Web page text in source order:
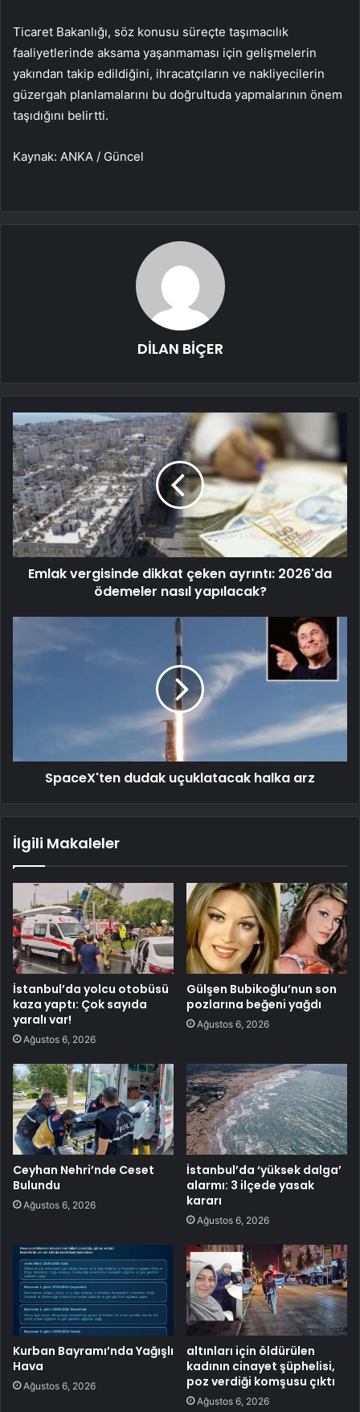
Ticaret Bakanlığı, söz konusu süreçte taşımacılık
faaliyetlerinde aksama yaşanmaması için gelişmelerin
yakından takip edildiğini, ihracatçıların ve nakliyecilerin
güzergah planlamalarını bu doğrultuda yapmalarının önem
taşıdığını belirtti.
Kaynak: ANKA / Güncel
DİLAN BİÇER
Emlak vergisinde dikkat çeken ayrıntı: 2026'da
ödemeler nasıl yapılacak?
SpaceX'ten dudak uçuklatacak halka arz
İlgili Makaleler
İstanbul’da yolcu otobüsü
kaza yaptı: Çok sayıda
yaralı var!
Ağustos 6, 2026
Gülşen Bubikoğlu’nun son
pozlarına beğeni yağdı
Ağustos 6, 2026
Ceyhan Nehri’nde Ceset
Bulundu
Ağustos 6, 2026
İstanbul’da ‘yüksek dalga’
alarmı: 3 ilçede yasak
kararı
Ağustos 6, 2026
Kurban Bayramı’nda Yağışlı
Hava
Ağustos 6, 2026
altınları için öldürülen
kadının cinayet şüphelisi,
poz verdiği komşusu çıktı
Ağustos 6, 2026